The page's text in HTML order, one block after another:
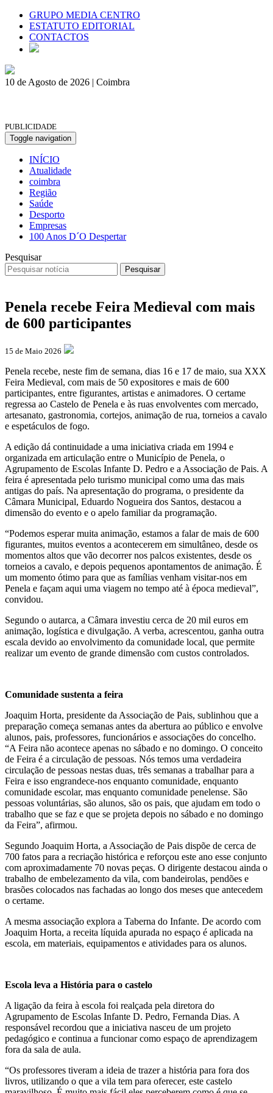
GRUPO MEDIA CENTRO
ESTATUTO EDITORIAL
CONTACTOS
10 de Agosto de 2026 | Coimbra
PUBLICIDADE
Toggle navigation
INÍCIO
Atualidade
coimbra
Região
Saúde
Desporto
Empresas
100 Anos D´O Despertar
Pesquisar
Pesquisar
Penela recebe Feira Medieval com mais
de 600 participantes
15 de Maio 2026
Penela recebe, neste fim de semana, dias 16 e 17 de maio, sua XXX
Feira Medieval, com mais de 50 expositores e mais de 600
participantes, entre figurantes, artistas e animadores. O certame
regressa ao Castelo de Penela e às ruas envolventes com mercado,
artesanato, gastronomia, cortejos, animação de rua, torneios a cavalo
e espetáculos de fogo.
A edição dá continuidade a uma iniciativa criada em 1994 e
organizada em articulação entre o Município de Penela, o
Agrupamento de Escolas Infante D. Pedro e a Associação de Pais. A
feira é apresentada pelo turismo municipal como uma das mais
antigas do país. Na apresentação do programa, o presidente da
Câmara Municipal, Eduardo Nogueira dos Santos, destacou a
dimensão do evento e o apelo familiar da programação.
“Podemos esperar muita animação, estamos a falar de mais de 600
figurantes, muitos eventos a acontecerem em simultâneo, desde os
momentos altos que vão decorrer nos palcos existentes, desde os
torneios a cavalo, e depois pequenos apontamentos de animação. É
um momento ótimo para que as famílias venham visitar-nos em
Penela e façam aqui uma viagem no tempo até à época medieval”,
convidou.
Segundo o autarca, a Câmara investiu cerca de 20 mil euros em
animação, logística e divulgação. A verba, acrescentou, ganha outra
escala devido ao envolvimento da comunidade local, que permite
realizar um evento de grande dimensão com custos controlados.
Comunidade sustenta a feira
Joaquim Horta, presidente da Associação de Pais, sublinhou que a
preparação começa semanas antes da abertura ao público e envolve
alunos, pais, professores, funcionários e associações do concelho.
“A Feira não acontece apenas no sábado e no domingo. O conceito
de Feira é a circulação de pessoas. Nós temos uma verdadeira
circulação de pessoas nestas duas, três semanas a trabalhar para a
Feira e isso engrandece-nos enquanto comunidade, enquanto
comunidade escolar, mas enquanto comunidade penelense. São
pessoas voluntárias, são alunos, são os pais, que ajudam em todo o
trabalho que se faz e que se projeta depois no sábado e no domingo
da Feira”, afirmou.
Segundo Joaquim Horta, a Associação de Pais dispõe de cerca de
700 fatos para a recriação histórica e reforçou este ano esse conjunto
com aproximadamente 70 novas peças. O dirigente destacou ainda o
trabalho de embelezamento da vila, com bandeirolas, pendões e
brasões colocados nas fachadas ao longo dos meses que antecedem
o certame.
A mesma associação explora a Taberna do Infante. De acordo com
Joaquim Horta, a receita líquida apurada no espaço é aplicada na
escola, em materiais, equipamentos e atividades para os alunos.
Escola leva a História para o castelo
A ligação da feira à escola foi realçada pela diretora do
Agrupamento de Escolas Infante D. Pedro, Fernanda Dias. A
responsável recordou que a iniciativa nasceu de um projeto
pedagógico e continua a funcionar como espaço de aprendizagem
fora da sala de aula.
“Os professores tiveram a ideia de trazer a história para fora dos
livros, utilizando o que a vila tem para oferecer, este castelo